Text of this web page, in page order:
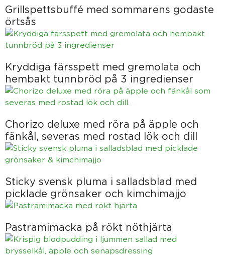
Grillspettsbuffé med sommarens godaste
örtsås
Kryddiga färsspett med gremolata och
hembakt tunnbröd på 3 ingredienser
Chorizo deluxe med röra på äpple och
fänkål, severas med rostad lök och dill
Sticky svensk pluma i salladsblad med
picklade grönsaker och kimchimajjo
Pastramimacka på rökt nöthjärta